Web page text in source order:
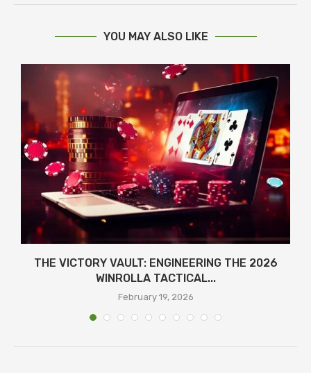
YOU MAY ALSO LIKE
THE VICTORY VAULT: ENGINEERING THE 2026
WINROLLA TACTICAL...
February 19, 2026